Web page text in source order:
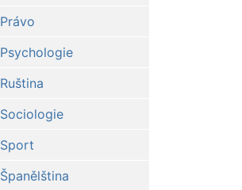
Právo
Psychologie
Ruština
Sociologie
Sport
Španělština